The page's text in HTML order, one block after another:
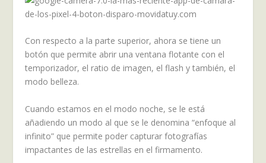
Con respecto a la parte superior, ahora se tiene un
botón que permite abrir una ventana flotante con el
temporizador, el ratio de imagen, el flash y también, el
modo belleza.
Cuando estamos en el modo noche, se le está
añadiendo un modo al que se le denomina “enfoque al
infinito” que permite poder capturar fotografías
impactantes de las estrellas en el firmamento.